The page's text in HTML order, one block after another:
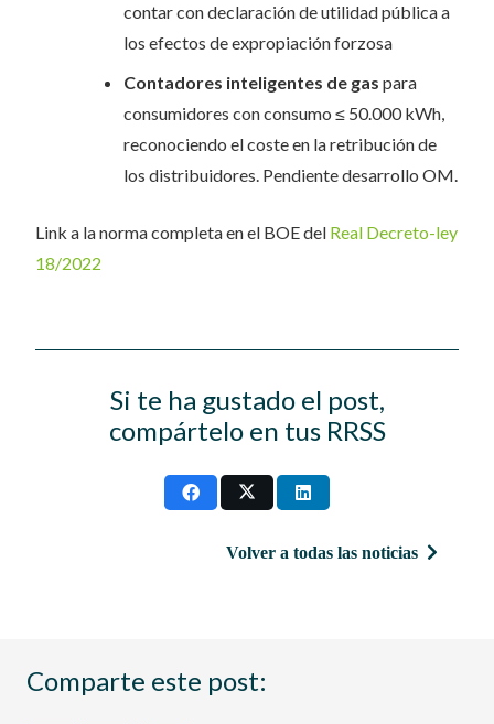
contar con declaración de utilidad pública a
los efectos de expropiación forzosa
Contadores inteligentes de gas para
consumidores con consumo ≤ 50.000 kWh,
reconociendo el coste en la retribución de
los distribuidores. Pendiente desarrollo OM.
Link a la norma completa en el BOE del Real Decreto-ley
18/2022
Si te ha gustado el post,
compártelo en tus RRSS
Volver a todas las noticias
Comparte este post: